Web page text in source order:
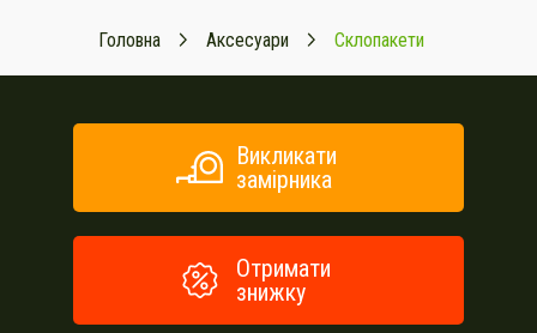
Головна Аксесуари Склопакети
Викликати
замірника
Отримати
знижку